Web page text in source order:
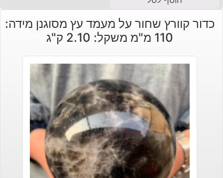
כדור קוורץ שחור על מעמד עץ מסוגנן מידה:
110 מ"מ משקל: 2.10 ק"ג